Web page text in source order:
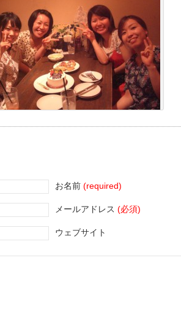
お名前 (required)
メールアドレス (必須)
ウェブサイト